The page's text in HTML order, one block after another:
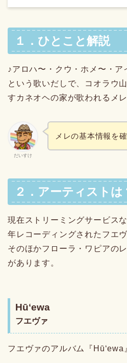
１．ひとこと解説
♪アロハ〜・クウ・ホメ〜・ア
という歌いだしで、コオラウ
すカネオヘの家が歌われるメレ
だいすけ
メレの基本情報を
２．アーティストは
現在ストリーミングサービス
年レコーディングされたフエ
そのほかフローラ・ワピアの
があります。
Hūʻewa
フエヴァ
フエヴァのアルバム『Hūʻewa